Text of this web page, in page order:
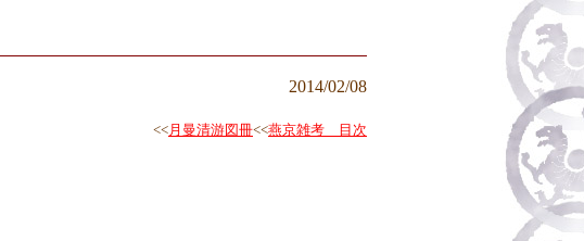
2014/02/08
<<月曼清游図冊<<燕京雑考 目次